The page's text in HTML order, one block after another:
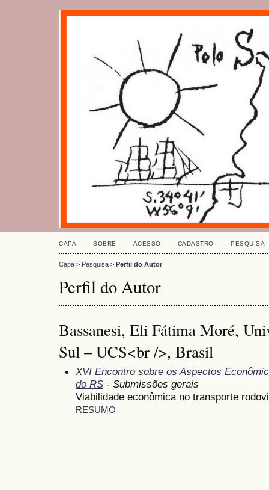
CAPA SOBRE ACESSO CADASTRO PESQUISA
Capa > Pesquisa > Perfil do Autor
Perfil do Autor
Bassanesi, Eli Fátima Moré,
Sul – UCS<br />, Brasil
XVI Encontro sobre os Aspectos
do RS - Submissões gerais
Viabilidade econômica no transporte
RESUMO